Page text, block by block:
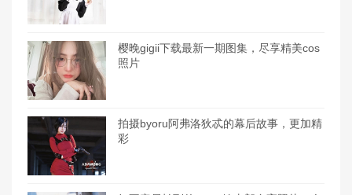
樱晚gigii下载最新一期图集，尽享精美cos
照片
拍摄byoru阿弗洛狄忒的幕后故事，更加精
彩